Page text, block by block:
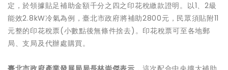
定，於領據貼足補助金額千分之四之印花稅繳款證明。以1、2級
能效2.8kW冷氣為例，臺北市政府將補助2800元，民眾須貼附11
元整的印花稅票(小數點後無條件捨去)。印花稅票可至各地郵
局、支局及代辦處購買。